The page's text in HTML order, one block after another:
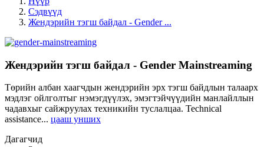
Сэдвүүд
Жендэрийн тэгш байдал - Gender ...
Жендэрийн тэгш байдал - Gender Mainstreaming
Төрийн албан хаагчдын жендэрийн эрх тэгш байдлын талаарх
мэдлэг ойлголтыг нэмэгдүүлэх, эмэгтэйчүүдийн манлайллын
чадавхыг сайжруулах техникийн туслалцаа. Technical
assistance... цааш унших
Дагагчид